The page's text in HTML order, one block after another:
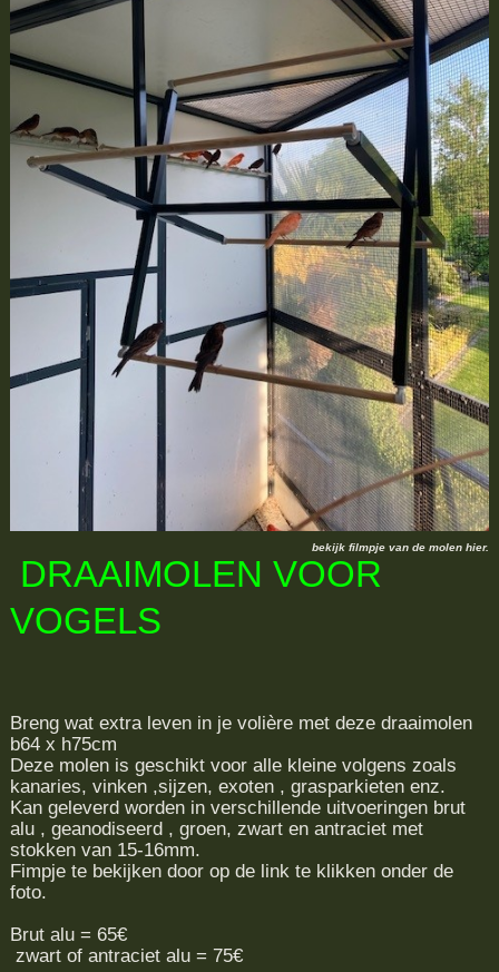
bekijk filmpje van de molen hier.
DRAAIMOLEN VOOR
VOGELS
Breng wat extra leven in je volière met deze draaimolen
b64 x h75cm
Deze molen is geschikt voor alle kleine volgens zoals
kanaries, vinken ,sijzen, exoten , grasparkieten enz.
Kan geleverd worden in verschillende uitvoeringen brut
alu , geanodiseerd , groen, zwart en antraciet met
stokken van 15-16mm.
Fimpje te bekijken door op de link te klikken onder de
foto.
Brut alu = 65€
zwart of antraciet alu = 75€